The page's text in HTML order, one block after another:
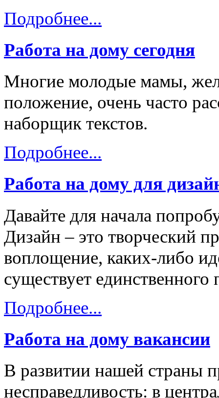
Подробнее...
Работа на дому сегодня
Многие молодые мамы,
положение, очень часто
наборщик текстов.
Подробнее...
Работа на дому для
Давайте для начала
Дизайн – это творческий
воплощение, каких-либо
существует
Подробнее...
Работа на дому вакансии
В развитии нашей страны
несправедливость: в